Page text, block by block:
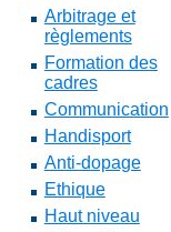
Arbitrage et
règlements
Formation des
cadres
Communication
Handisport
Anti-dopage
Ethique
Haut niveau